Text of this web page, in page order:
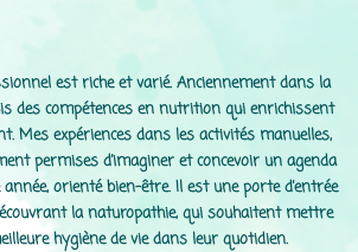
est riche et varié. Anciennement dans la
des compétences en nutrition qui enrichissent
Mes expériences dans les activités manuelles,
permises d’imaginer et concevoir un agenda
orienté bien-être. Il est une porte d’entrée
la naturopathie, qui souhaitent mettre
hygiène de vie dans leur quotidien.